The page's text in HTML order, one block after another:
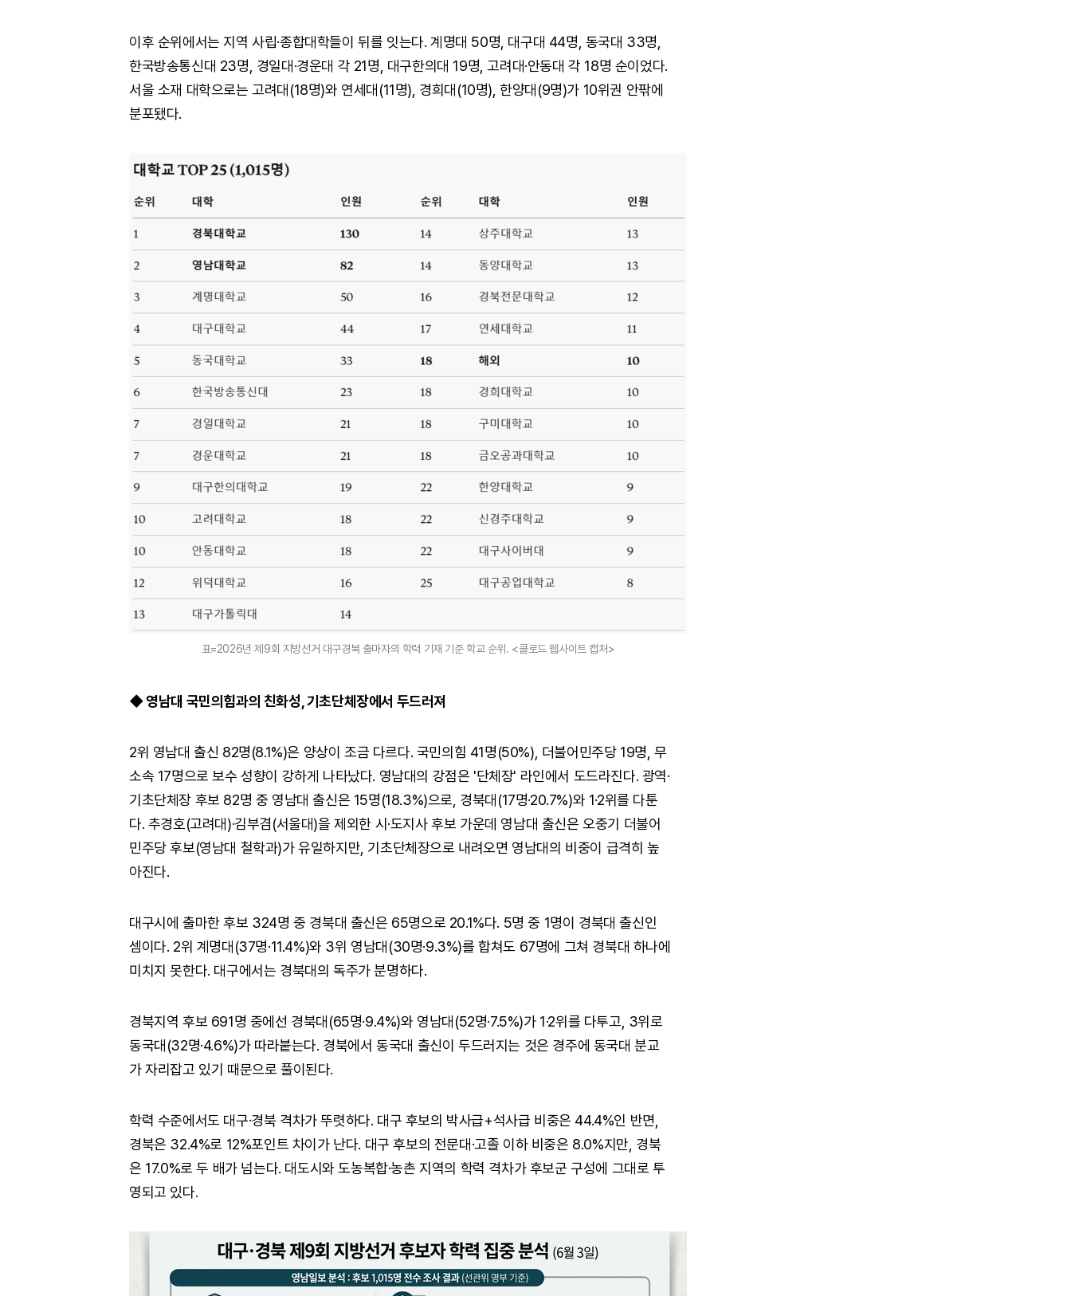
이후 순위에서는 지역 사립·종합대학들이 뒤를 잇는다. 계명대 50명, 대구대 44명, 동국대 33명,
한국방송통신대 23명, 경일대·경운대 각 21명, 대구한의대 19명, 고려대·안동대 각 18명 순이었다.
서울 소재 대학으로는 고려대(18명)와 연세대(11명), 경희대(10명), 한양대(9명)가 10위권 안팎에
분포됐다.
표=2026년 제9회 지방선거 대구경북 출마자의 학력 기재 기준 학교 순위. <클로드 웹사이트 캡처>
◆ 영남대 국민의힘과의 친화성, 기초단체장에서 두드러져
2위 영남대 출신 82명(8.1%)은 양상이 조금 다르다. 국민의힘 41명(50%), 더불어민주당 19명, 무
소속 17명으로 보수 성향이 강하게 나타났다. 영남대의 강점은 '단체장' 라인에서 도드라진다. 광역·
기초단체장 후보 82명 중 영남대 출신은 15명(18.3%)으로, 경북대(17명·20.7%)와 1·2위를 다툰
다. 추경호(고려대)·김부겸(서울대)을 제외한 시·도지사 후보 가운데 영남대 출신은 오중기 더불어
민주당 후보(영남대 철학과)가 유일하지만, 기초단체장으로 내려오면 영남대의 비중이 급격히 높
아진다.
대구시에 출마한 후보 324명 중 경북대 출신은 65명으로 20.1%다. 5명 중 1명이 경북대 출신인
셈이다. 2위 계명대(37명·11.4%)와 3위 영남대(30명·9.3%)를 합쳐도 67명에 그쳐 경북대 하나에
미치지 못한다. 대구에서는 경북대의 독주가 분명하다.
경북지역 후보 691명 중에선 경북대(65명·9.4%)와 영남대(52명·7.5%)가 1·2위를 다투고, 3위로
동국대(32명·4.6%)가 따라붙는다. 경북에서 동국대 출신이 두드러지는 것은 경주에 동국대 분교
가 자리잡고 있기 때문으로 풀이된다.
학력 수준에서도 대구·경북 격차가 뚜렷하다. 대구 후보의 박사급+석사급 비중은 44.4%인 반면,
경북은 32.4%로 12%포인트 차이가 난다. 대구 후보의 전문대·고졸 이하 비중은 8.0%지만, 경북
은 17.0%로 두 배가 넘는다. 대도시와 도농복합·농촌 지역의 학력 격차가 후보군 구성에 그대로 투
영되고 있다.